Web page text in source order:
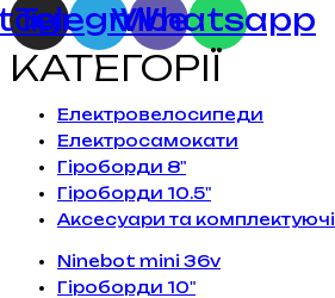
Telegram
Viber
Whatsapp
КАТЕГОРІЇ
Електровелосипеди
Електросамокати
Гіроборди 8"
Гіроборди 10.5"
Аксесуари та комплектуючі
Ninebot mini 36v
Гіроборди 10"